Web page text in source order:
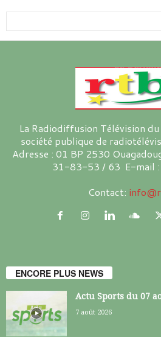
La Radiodiffusion Télévision
société publique de
Adresse : 01 BP 2530
31-83-53 / 63 E-mail
Contact:
ENCORE PLUS NEWS
Actu Sports du 07
7 août 2026